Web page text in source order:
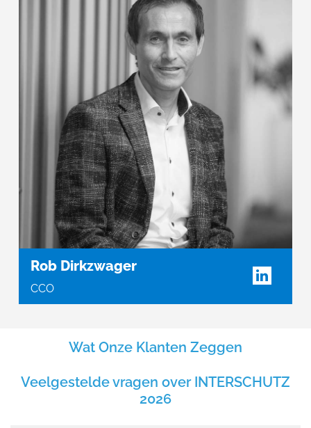
Rob Dirkzwager
CCO
Wat Onze Klanten Zeggen
Veelgestelde vragen over INTERSCHUTZ
2026